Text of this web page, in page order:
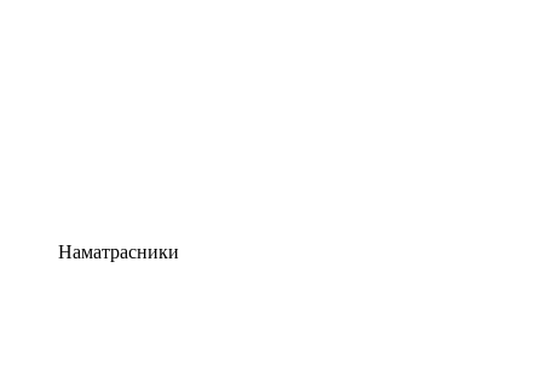
Наматрасники